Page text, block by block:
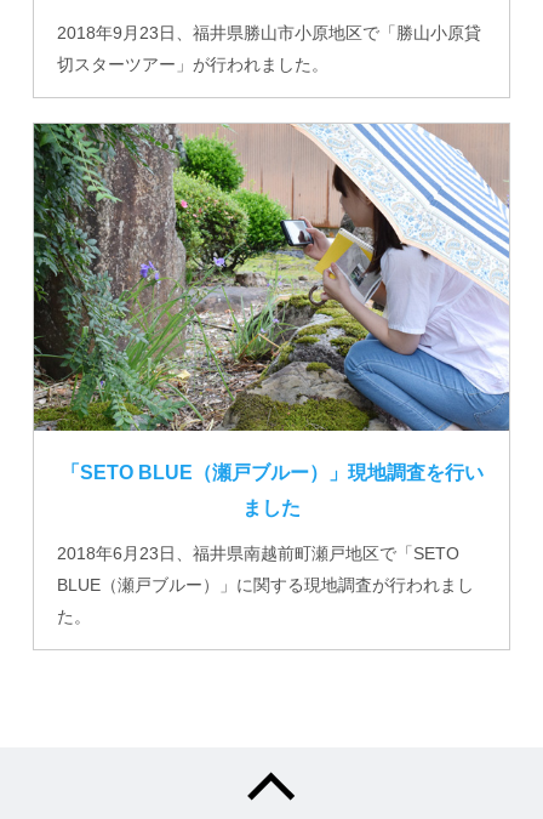
2018年9月23日、福井県勝山市小原地区で「勝山小原貸
切スターツアー」が行われました。
「SETO BLUE（瀬戸ブルー）」現地調査を行い
ました
2018年6月23日、福井県南越前町瀬戸地区で「SETO
BLUE（瀬戸ブルー）」に関する現地調査が行われまし
た。